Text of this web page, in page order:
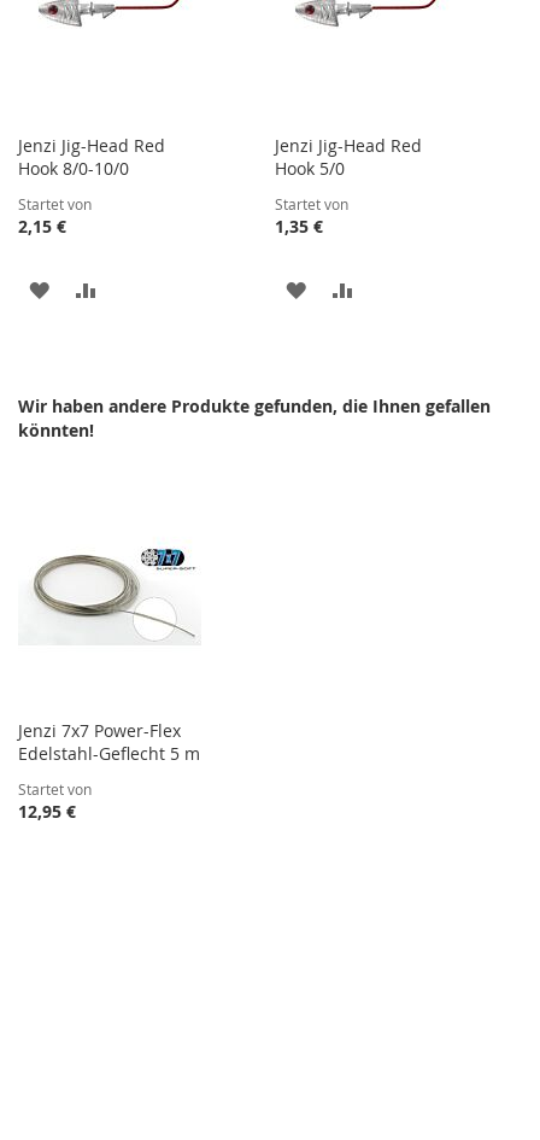
Jenzi Jig-Head Red
Hook 8/0-10/0
Startet von
2,15 €
ZUR
Jenzi Jig-Head Red
Hook 5/0
Startet von
1,35 €
ZUR
Wir haben andere Produkte gefunden, die Ihnen gefallen
könnten!
Jenzi 7x7 Power-Flex
Edelstahl-Geflecht 5 m
Startet von
12,95 €